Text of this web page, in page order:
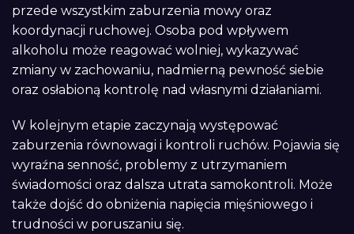
przede wszystkim zaburzenia mowy oraz
koordynacji ruchowej. Osoba pod wpływem
alkoholu może reagować wolniej, wykazywać
zmiany w zachowaniu, nadmierną pewność siebie
oraz osłabioną kontrolę nad własnymi działaniami.
W kolejnym etapie zaczynają występować
zaburzenia równowagi i kontroli ruchów. Pojawia się
wyraźna senność, problemy z utrzymaniem
świadomości oraz dalsza utrata samokontroli. Może
także dojść do obniżenia napięcia mięśniowego i
trudności w poruszaniu się.